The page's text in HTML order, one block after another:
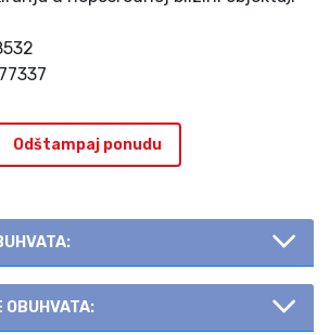
Odštampaj ponudu
OBUHVATA: